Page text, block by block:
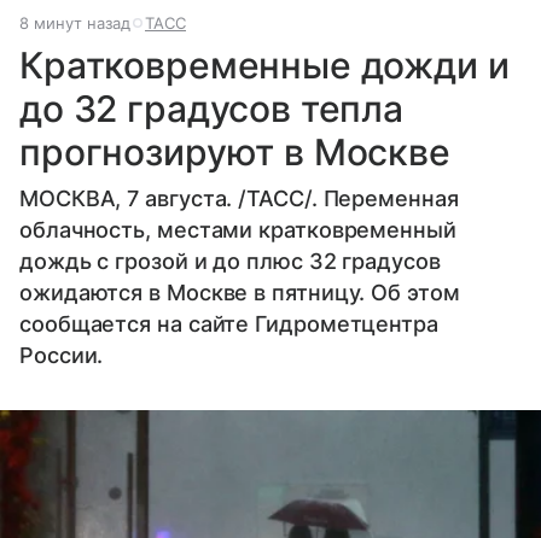
8 минут назад ТАСС
Кратковременные дожди и
до 32 градусов тепла
прогнозируют в Москве
МОСКВА, 7 августа. /ТАСС/. Переменная
облачность, местами кратковременный
дождь с грозой и до плюс 32 градусов
ожидаются в Москве в пятницу. Об этом
сообщается на сайте Гидрометцентра
России.